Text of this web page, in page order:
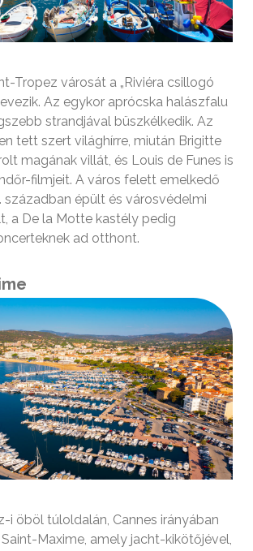
Tropez városát a „Riviéra csillogó
Az egykor aprócska halászfalu
strandjával büszkélkedik. Az
tett szert világhírre, miután Brigitte
magának villát, és Louis de Funes is
filmjeit. A város felett emelkedő
században épült és városvédelmi
a De la Motte kastély pedig
ad otthont.
i öböl túloldalán, Cannes irányában
Maxime, amely jacht-kikötőjével,